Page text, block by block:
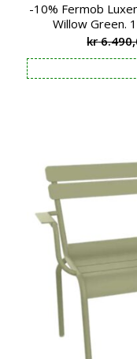
-10% Fermob
Willow Green.
kr